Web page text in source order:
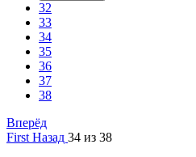
32
33
34
35
36
37
38
Вперёд
First Назад 34 из 38